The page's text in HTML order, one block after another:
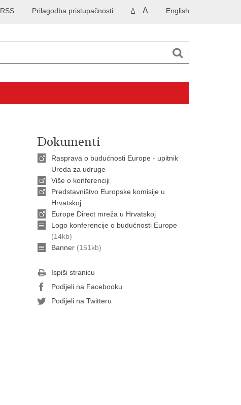
English
A A
Prilagodba pristupačnosti
RSS
Dokumenti
Rasprava o budućnosti Europe - upitnik
Ureda za udruge
Više o konferenciji
Predstavništvo Europske komisije u
Hrvatskoj
Europe Direct mreža u Hrvatskoj
Logo konferencije o budućnosti Europe
(14kb)
Banner (151kb)
Ispiši stranicu
Podijeli na Facebooku
Podijeli na Twitteru